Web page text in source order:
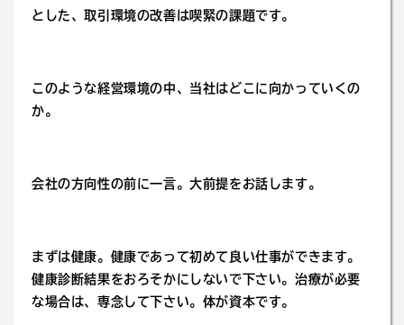
とした、取引環境の改善は喫緊の課題です。
このような経営環境の中、当社はどこに向かっていくの
か。
会社の方向性の前に一言。大前提をお話します。
まずは健康。健康であって初めて良い仕事ができます。
健康診断結果をおろそかにしないで下さい。治療が必要
な場合は、専念して下さい。体が資本です。